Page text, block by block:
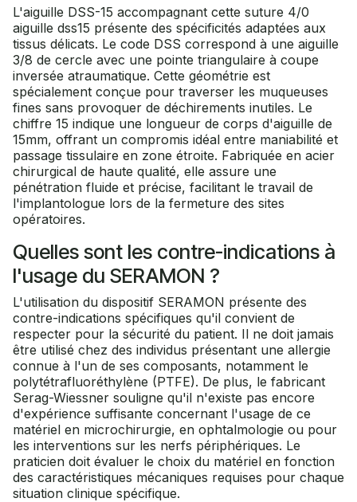
L'aiguille DSS-15 accompagnant cette suture 4/0
aiguille dss15 présente des spécificités adaptées aux
tissus délicats. Le code DSS correspond à une aiguille
3/8 de cercle avec une pointe triangulaire à coupe
inversée atraumatique. Cette géométrie est
spécialement conçue pour traverser les muqueuses
fines sans provoquer de déchirements inutiles. Le
chiffre 15 indique une longueur de corps d'aiguille de
15mm, offrant un compromis idéal entre maniabilité et
passage tissulaire en zone étroite. Fabriquée en acier
chirurgical de haute qualité, elle assure une
pénétration fluide et précise, facilitant le travail de
l'implantologue lors de la fermeture des sites
opératoires.
Quelles sont les contre-indications à
l'usage du SERAMON ?
L'utilisation du dispositif SERAMON présente des
contre-indications spécifiques qu'il convient de
respecter pour la sécurité du patient. Il ne doit jamais
être utilisé chez des individus présentant une allergie
connue à l'un de ses composants, notamment le
polytétrafluoréthylène (PTFE). De plus, le fabricant
Serag-Wiessner souligne qu'il n'existe pas encore
d'expérience suffisante concernant l'usage de ce
matériel en microchirurgie, en ophtalmologie ou pour
les interventions sur les nerfs périphériques. Le
praticien doit évaluer le choix du matériel en fonction
des caractéristiques mécaniques requises pour chaque
situation clinique spécifique.